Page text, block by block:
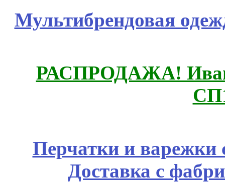
Мультибрендовая
РАСПРОДАЖА!
Перчатки и варежки
Доставка с